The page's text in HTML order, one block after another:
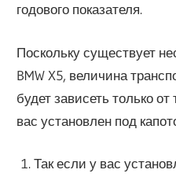
годового показателя.
Поскольку существует
BMW X5, величина
будет зависеть только от
вас установлен под
Так если у вас